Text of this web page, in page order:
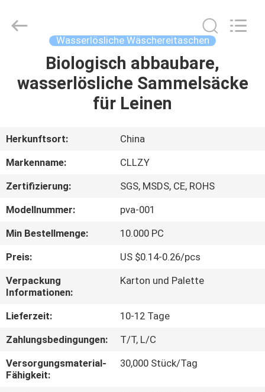
HAUSE
ÜBER
UNS
WERKSBESICHTIGUNG
QUALITÄTSKONTROLLE
NEUIGKEITEN
EIN
ANGEBOT
Materials
Wasserlösliche Wäschereitaschen
Biologisch abbaubare,
wasserlösliche Sammelsäcke
für Leinen
Herkunftsort:
China
Markenname:
CLLZY
Zertifizierung:
SGS, MSDS, CE, ROHS
Modellnummer:
pva-001
Min Bestellmenge:
10.000 PC
Preis:
US $0.14-0.26/pcs
Verpackung
Informationen:
Karton und Palette
Lieferzeit:
10-12 Tage
Zahlungsbedingungen:
T/T, L/C
Versorgungsmaterial-
Fähigkeit:
30,000 Stück/Tag